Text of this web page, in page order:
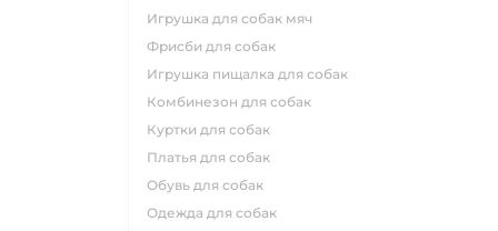
игрушка для собак мяч
фрисби для собак
игрушка пищалка для собак
комбинезон для собак
куртки для собак
платья для собак
обувь для собак
одежда для собак